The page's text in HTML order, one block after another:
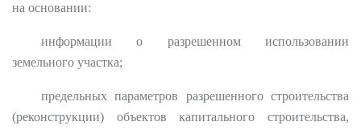
на основании:
информации о разрешенном использовании
земельного участка;
предельных параметров разрешенного строительства
(реконструкции) объектов капитального строительства,